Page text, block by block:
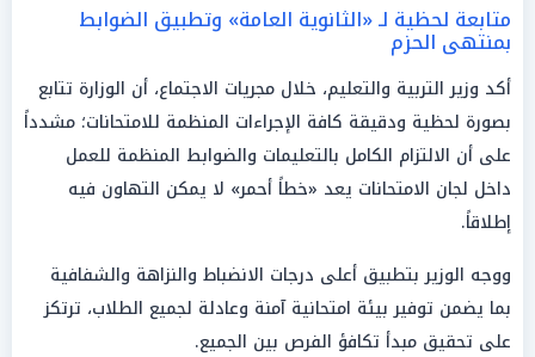
متابعة لحظية لـ «الثانوية العامة» وتطبيق الضوابط
بمنتهى الحزم
أكد وزير التربية والتعليم، خلال مجريات الاجتماع، أن الوزارة تتابع
بصورة لحظية ودقيقة كافة الإجراءات المنظمة للامتحانات؛ مشدداً
على أن الالتزام الكامل بالتعليمات والضوابط المنظمة للعمل
داخل لجان الامتحانات يعد «خطاً أحمر» لا يمكن التهاون فيه
إطلاقاً.
ووجه الوزير بتطبيق أعلى درجات الانضباط والنزاهة والشفافية
بما يضمن توفير بيئة امتحانية آمنة وعادلة لجميع الطلاب، ترتكز
على تحقيق مبدأ تكافؤ الفرص بين الجميع.